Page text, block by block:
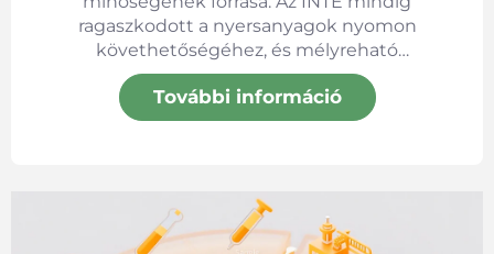
ragaszkodott a nyersanyagok nyomon
követhetőségéhez, és mélyreható
együttműködést folytat a vezető globális
beszállítókkal, így biztosítva a termékek
biztonságát és hatékonyságát már a forrásnál is.
További információ